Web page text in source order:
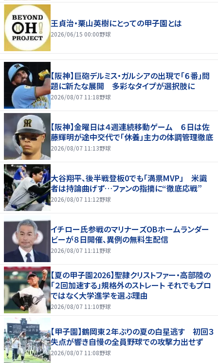
王貞治・栗山英樹にとっての甲子園とは
2026/06/15 00:00野球
【阪神】巨砲デルミス・ガルシアの出現で「６番」問
題に新たな展開 多彩なタイプが選択肢に
2026/08/07 11:18野球
【阪神】金曜日は４週連続移動ゲーム ６日は佐
藤輝明が途中交代で「休養」主力の体調管理徹底
2026/08/07 11:13野球
大谷翔平、後半戦登板0でも「満票MVP」 米識
者は持論曲げず…ファンの指摘に“徹底応戦”
2026/08/07 11:12野球
イチロー氏参戦のマリナーズOBホームランダー
ビーが８日開催、異例の無料生配信
2026/08/07 11:11 野球
【夏の甲子園2026】聖隷クリストファー・高部陸の
「２回加速する」規格外のストレート それでもプロ
ではなく大学進学を選ぶ理由
2026/08/07 11:10野球
【甲子園】鶴岡東２年ぶりの夏の白星逃す 初回３
失点が響き自慢の全員野球での攻撃力出せず
2026/08/07 11:08野球